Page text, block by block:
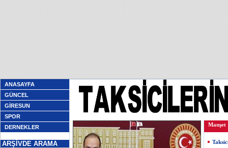
ANASAYFA
GÜNCEL
GİRESUN
SPOR
DERNEKLER
ARŞİVDE ARAMA
Manşet